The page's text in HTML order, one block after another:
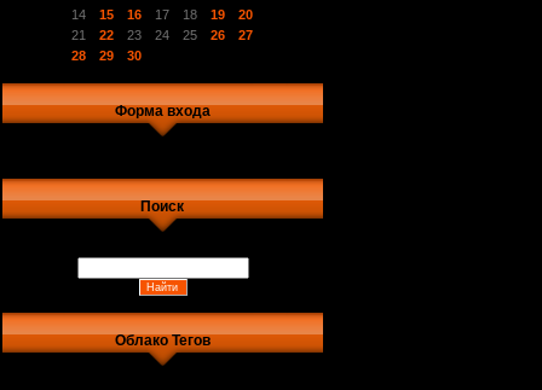
14
15 16 17 18 19
20
21
22 23 24 25 26
27
28
29 30
Форма входа
Поиск
Облако Тегов